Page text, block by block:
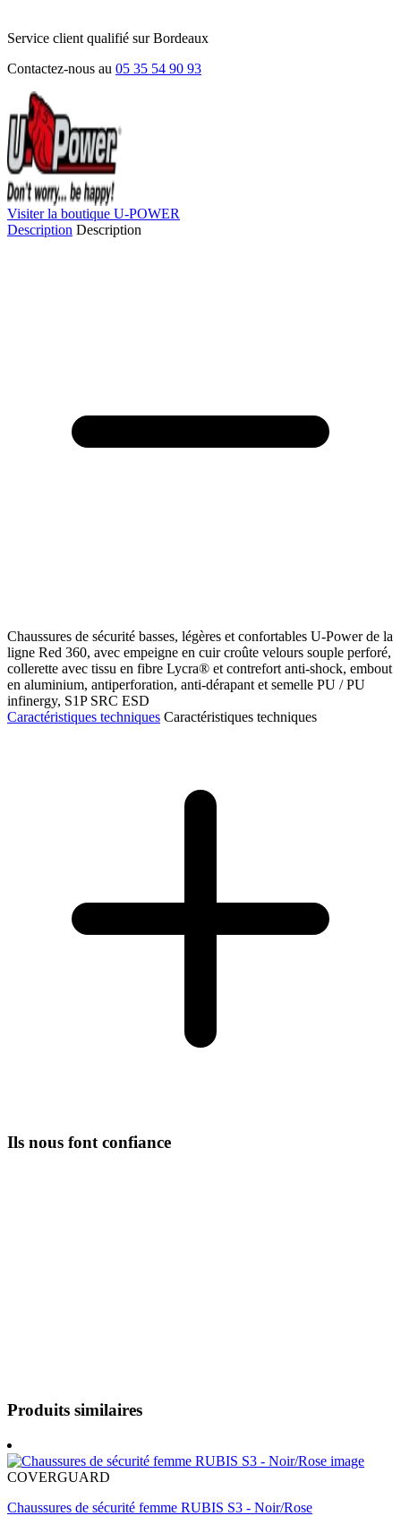
Service client qualifié sur Bordeaux
Contactez-nous au 05 35 54 90 93
Visiter la boutique U-POWER
Description Description
Chaussures de sécurité basses, légères et confortables U-Power de la
ligne Red 360, avec empeigne en cuir croûte velours souple perforé,
collerette avec tissu en fibre Lycra® et contrefort anti-shock, embout
en aluminium, antiperforation, anti-dérapant et semelle PU / PU
infinergy, S1P SRC ESD
Caractéristiques techniques Caractéristiques techniques
Ils nous font confiance
Produits similaires
COVERGUARD
Chaussures de sécurité femme RUBIS S3 - Noir/Rose